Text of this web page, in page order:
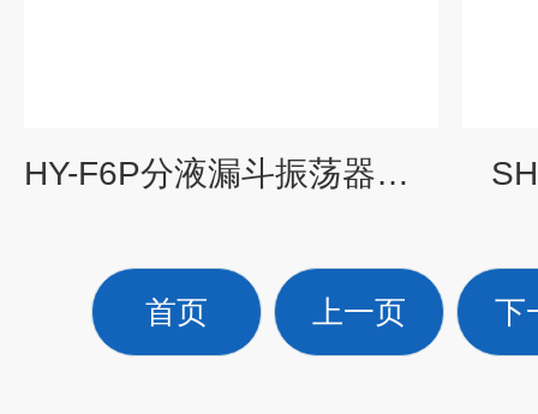
HY-F6P分液漏斗振荡器厂家价格
首页 上一页 下